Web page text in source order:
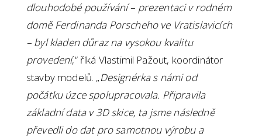
dlouhodobé používání – prezentaci v rodném
domě Ferdinanda Porscheho ve Vratislavicích
– byl kladen důraz na vysokou kvalitu
provedení,“ říká Vlastimil Pažout, koordinátor
stavby modelů. „Designérka s námi od
počátku úzce spolupracovala. Připravila
základní data v 3D skice, ta jsme následně
převedli do dat pro samotnou výrobu a